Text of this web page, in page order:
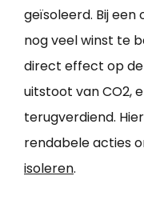
geïsoleerd. Bij
nog veel winst te
direct effect op
uitstoot van CO2,
terugverdiend.
rendabele acties
isoleren.